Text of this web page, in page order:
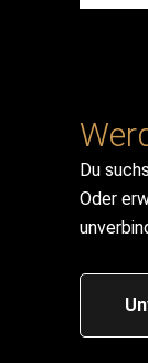
Du
Oder